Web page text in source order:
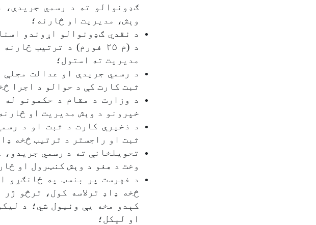
ګډونوالو ته د رسمي جریدې،
وېش، مدیریت او څارنه؛
د نقدي ګډونوالو اړوندو
د (م ۲۵ فورم) د ترتیب
مدیریت ته استول؛
د رسمي جریدې او عدالت
ثبت کارت کې د حوالو د اجرا
د وزارت د مقام د حکمونو له
خپرونو د وېش مدیریت او
د ذخیرې کارت د ثبت او د
ثبت او راجستر د ترتیب څخه
تحویلخانې ته د رسمي جریدو،
وخت د هغو د وېش کنټرول او
د فهرست پر بنسټ په ځانګړو
څخه ډاډ ترلاسه کول، ترڅو
کېدو مخه یې ونیول شي؛ د
او لیکل؛